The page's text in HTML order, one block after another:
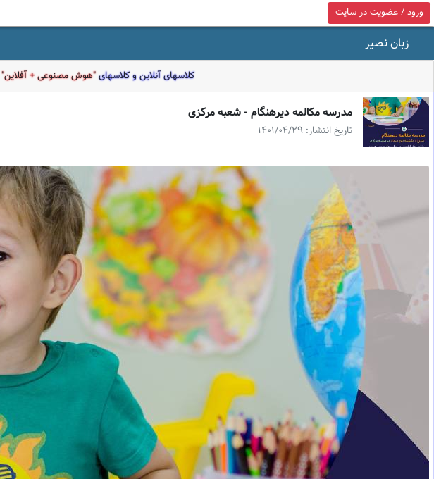
ورود / عضویت در سایت
زبان نصیر
کلاسهای آنلاین و کلاسهای"هوش مصنوعی + آفلاین"
مدرسه مكالمه ديرهنگام - شعبه مركزى
تاریخ انتشار: 1401/04/29